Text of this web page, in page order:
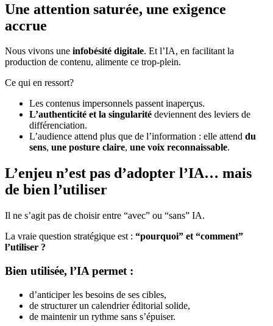
Une attention saturée, une exigence
accrue
Nous vivons une infobésité digitale. Et l’IA, en facilitant la
production de contenu, alimente ce trop-plein.
Ce qui en ressort?
Les contenus impersonnels passent inaperçus.
L’authenticité et la singularité deviennent des leviers de
différenciation.
L’audience attend plus que de l’information : elle attend du
sens, une posture claire, une voix reconnaissable.
L’enjeu n’est pas d’adopter l’IA… mais
de bien l’utiliser
Il ne s’agit pas de choisir entre “avec” ou “sans” IA.
La vraie question stratégique est : “pourquoi” et “comment”
l’utiliser ?
Bien utilisée, l’IA permet :
d’anticiper les besoins de ses cibles,
de structurer un calendrier éditorial solide,
de maintenir un rythme sans s’épuiser.